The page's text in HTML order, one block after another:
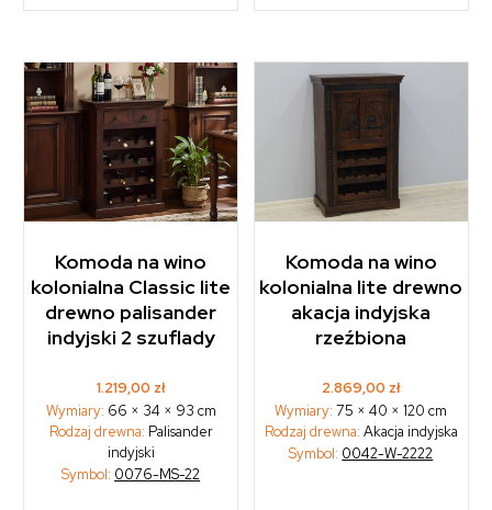
Komoda na wino
kolonialna Classic lite
drewno palisander
indyjski 2 szuflady
1.219,00 zł
Wymiary: 66 × 34 × 93 cm
Rodzaj drewna: Palisander
indyjski
Symbol: 0076-MS-22
Komoda na wino
kolonialna lite drewno
akacja indyjska
rzeźbiona
2.869,00 zł
Wymiary:75 × 40 × 120 cm
Rodzaj drewna: Akacja indyjska
Symbol: 0042-W-2222